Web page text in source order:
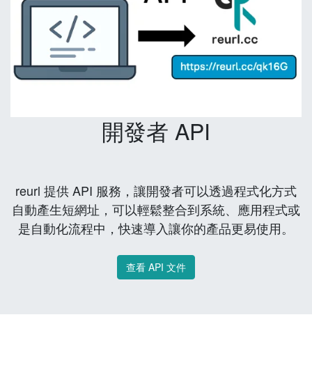
開發者 API
reurl 提供 API 服務，讓開發者可以透過程式化方式
自動產生短網址，可以輕鬆整合到系統、應用程式或
是自動化流程中，快速導入讓你的產品更易使用。
查看 API 文件